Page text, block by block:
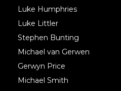
Luke Humphries
Luke Littler
Stephen Bunting
Michael van Gerwen
Gerwyn Price
Michael Smith